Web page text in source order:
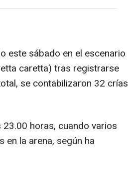
este sábado en el escenario
caretta) tras registrarse
se contabilizaron 32 crías
horas, cuando varios
en la arena, según ha